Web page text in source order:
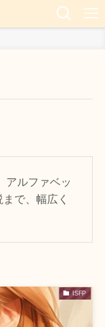
アルファベッ
で、幅広く
ISFP